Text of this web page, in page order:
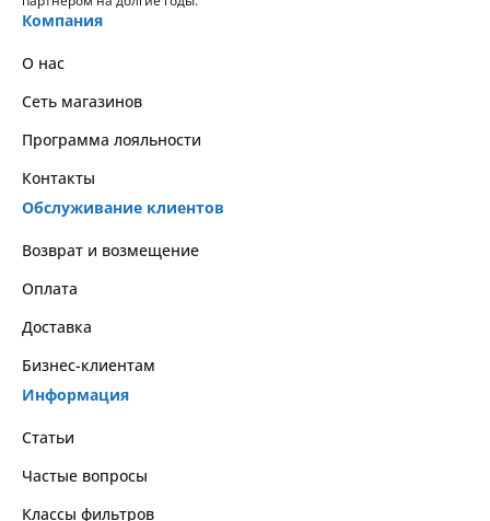
Компания
О нас
Сеть магазинов
Программа лояльности
Контакты
Обслуживание клиентов
Возврат и возмещение
Оплата
Доставка
Бизнес-клиентам
Информация
Статьи
Частые вопросы
Классы фильтров